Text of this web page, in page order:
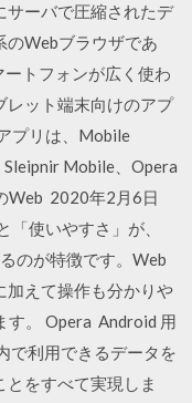
サーバで圧縮されたデ
のWebブラウザであ
トフォンが広く使わ
レット端末向けのアプ
プリは、Mobile
Mobile、Opera
Web 2020年2月6日
使いやすさ」が、
のが特徴です。Web
加えて操作も分かりや
す。 Opera Android 用
で利用できるデータを
をすべて実現しま